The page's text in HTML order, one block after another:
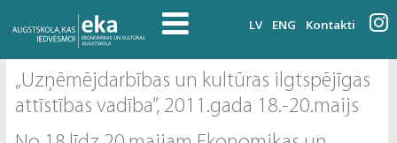
LV ENG Kontakti
„Uzņēmējdarbības un kultūras ilgtspējīgas
attīstības vadība”, 2011.gada 18.-20.maijs